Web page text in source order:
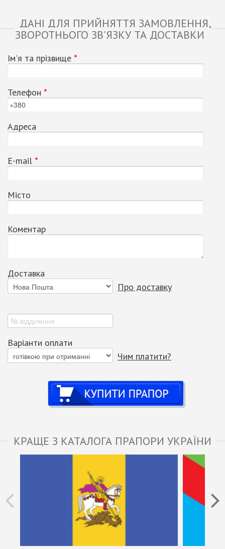
ДАНІ ДЛЯ ПРИЙНЯТТЯ ЗАМОВЛЕННЯ,
ЗВОРОТНЬОГО ЗВ'ЯЗКУ ТА ДОСТАВКИ
Ім'я та прізвище *
Телефон *
Адреса
Е-mail *
Місто
Коментар
Доставка
Про доставку
Варіанти оплати
Чим платити?
Купити
КРАЩЕ З КАТАЛОГА ПРАПОРИ УКРАЇНИ